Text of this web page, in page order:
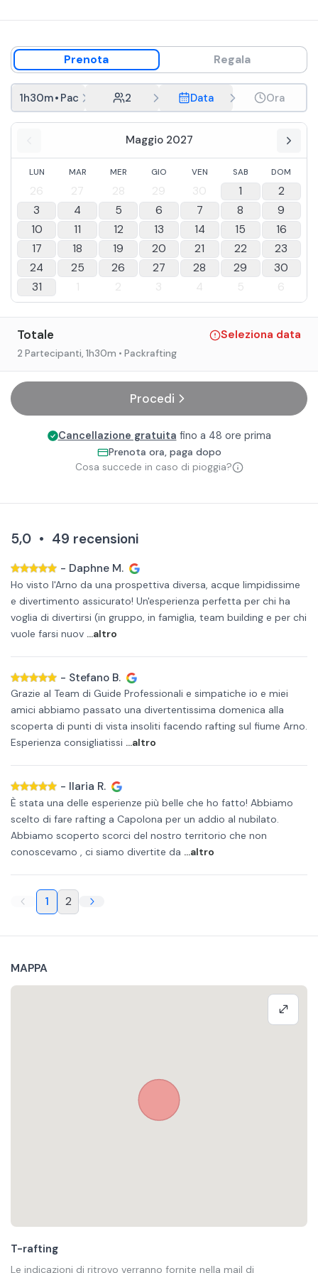
Prenota Regala
1h30m• Packrafting 2 Data Ora
Maggio 2027
LUN MAR MER GIO VEN SAB DOM
26 27 28 29 30 1
2
3
4 5 6 7 8
9
10
11 12 13 14 15
16
17
18 19 20 21 22
23
24
25 26 27 28 29
30
31
1 2 3 4 5 6
Totale Seleziona data
2 Partecipanti, 1h30m • Packrafting
Procedi
Cancellazione gratuita fino a 48 ore prima
Prenota ora, paga dopo
Cosa succede in caso di pioggia?
5,0 • 49 recensioni
- Daphne M.
Ho visto l'Arno da una prospettiva diversa, acque limpidissime
e divertimento assicurato! Un'esperienza perfetta per chi ha
voglia di divertirsi (in gruppo, in famiglia, team building e per chi
vuole farsi nuov ...altro
- Stefano B.
Grazie al Team di Guide Professionali e simpatiche io e miei
amici abbiamo passato una divertentissima domenica alla
scoperta di punti di vista insoliti facendo rafting sul fiume Arno.
Esperienza consigliatissi ...altro
- Ilaria R.
È stata una delle esperienze più belle che ho fatto! Abbiamo
scelto di fare rafting a Capolona per un addio al nubilato.
Abbiamo scoperto scorci del nostro territorio che non
conoscevamo , ci siamo divertite da ...altro
1 2
MAPPA
T-rafting
Le indicazioni di ritrovo verranno fornite nella mail di